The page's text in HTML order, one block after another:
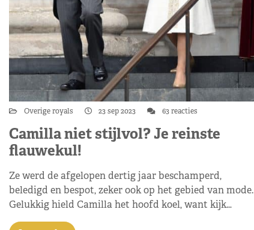
Overige royals 23 sep 2023 63 reacties
Camilla niet stijlvol? Je reinste
flauwekul!
Ze werd de afgelopen dertig jaar beschamperd,
beledigd en bespot, zeker ook op het gebied van mode.
Gelukkig hield Camilla het hoofd koel, want kijk…